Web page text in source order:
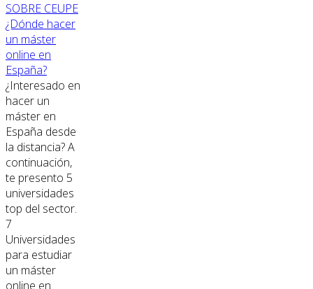
SOBRE CEUPE
¿Dónde hacer
un máster
online en
España?
¿Interesado en
hacer un
máster en
España desde
la distancia? A
continuación,
te presento 5
universidades
top del sector.
7
Universidades
para estudiar
un máster
online en